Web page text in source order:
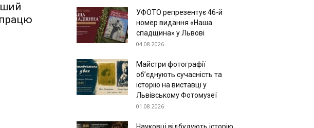
УФОТО репрезентує 46-й
номер видання «Наша
спадщина» у Львові
04.08.2026
Майстри фотографії
об’єднують сучасність та
історію на виставці у
Львівському Фотомузеї
01.08.2026